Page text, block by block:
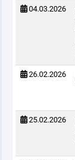
04.03.2026
26.02.2026
25.02.2026